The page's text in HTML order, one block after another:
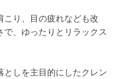
こり、目の疲れなども改
、ゆったりとリラックス
としを主目的にしたクレン